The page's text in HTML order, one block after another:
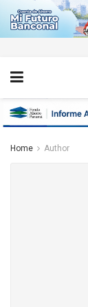
Home Author